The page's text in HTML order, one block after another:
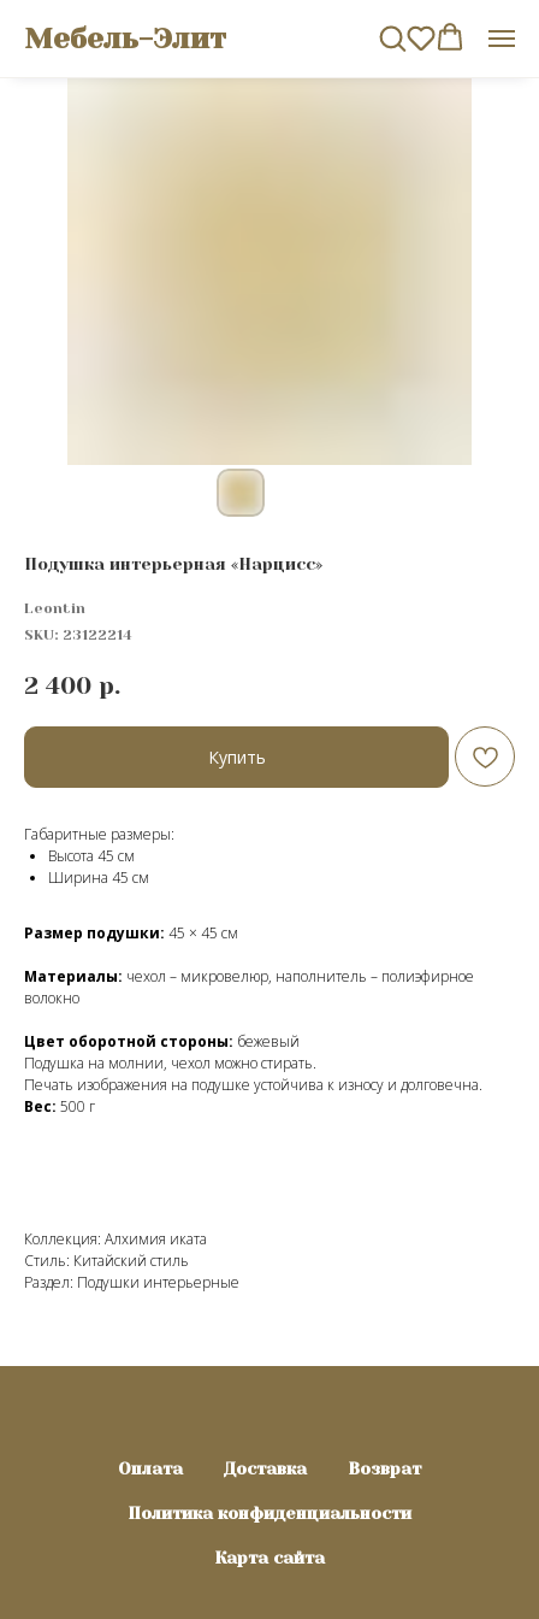
Мебель-Элит
Подушка интерьерная «Нарцисс»
Leontin
SKU: 23122214
2 400 р.
Купить
Габаритные размеры:
Высота 45 см
Ширина 45 см
Размер подушки: 45 × 45 см
Материалы: чехол – микровелюр, наполнитель – полиэфирное
волокно
Цвет оборотной стороны: бежевый
Подушка на молнии, чехол можно стирать.
Печать изображения на подушке устойчива к износу и долговечна.
Вес: 500 г
Коллекция: Алхимия иката
Стиль: Китайский стиль
Раздел: Подушки интерьерные
Оплата Доставка Возврат
Политика конфиденциальности
Карта сайта